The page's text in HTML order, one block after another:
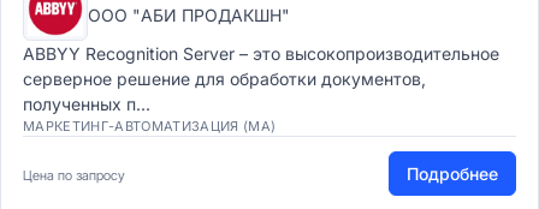
ООО "АБИ ПРОДАКШН"
ABBYY Recognition Server – это высокопроизводительное
серверное решение для обработки документов,
полученных п...
МАРКЕТИНГ-АВТОМАТИЗАЦИЯ (MA)
Цена по запросу Подробнее